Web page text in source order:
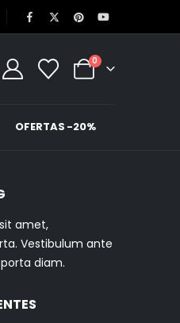
0
OFERTAS -20%
amet,
Vestibulum ante
diam.